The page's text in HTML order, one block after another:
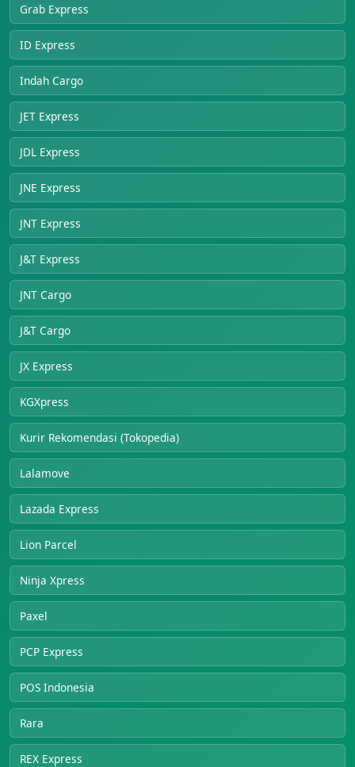
Grab Express
ID Express
Indah Cargo
JET Express
JDL Express
JNE Express
JNT Express
J&T Express
JNT Cargo
J&T Cargo
JX Express
KGXpress
Kurir Rekomendasi (Tokopedia)
Lalamove
Lazada Express
Lion Parcel
Ninja Xpress
Paxel
PCP Express
POS Indonesia
Rara
REX Express